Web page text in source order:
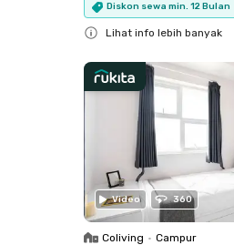
Diskon sewa min. 12 Bulan
Lihat info lebih banyak
Video 360
Coliving • Campur